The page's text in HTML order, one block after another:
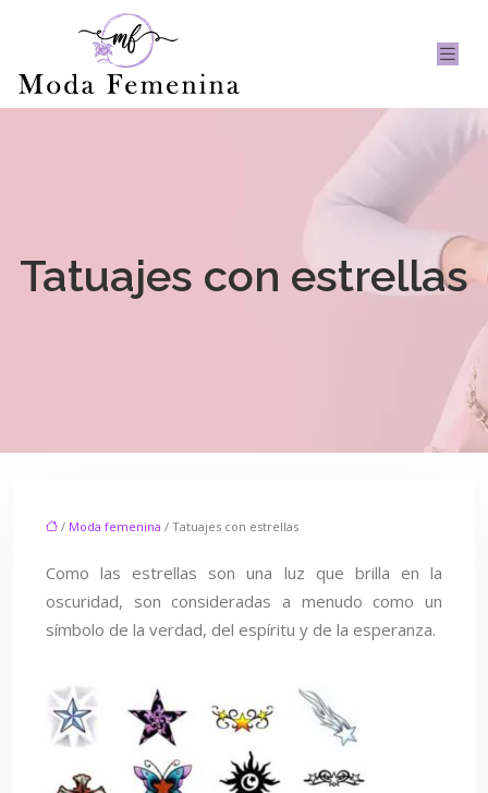
Tatuajes con estrellas
/ Moda femenina / Tatuajes con estrellas
Como las estrellas son una luz que brilla en la
oscuridad, son consideradas a menudo como un
símbolo de la verdad, del espíritu y de la esperanza.